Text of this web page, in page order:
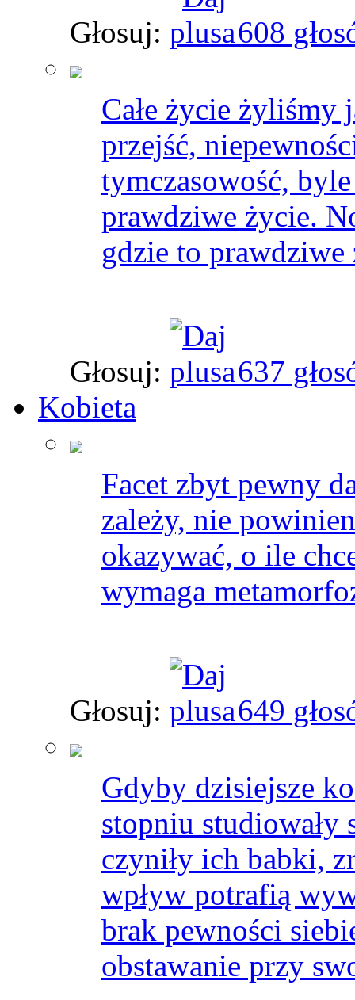
Głosuj: 608
Całe życie żyliśmy
przejść,
tymczasowość,
prawdziwe życie.
gdzie to prawdziwe
Głosuj:
637
Kobieta
Facet zbyt pewny
zależy, nie
okazywać, o ile
wymaga
Głosuj: 649
Gdyby dzisiejsze
stopniu studiowały
czyniły ich babki,
wpływ potrafią
brak pewności
obstawanie przy